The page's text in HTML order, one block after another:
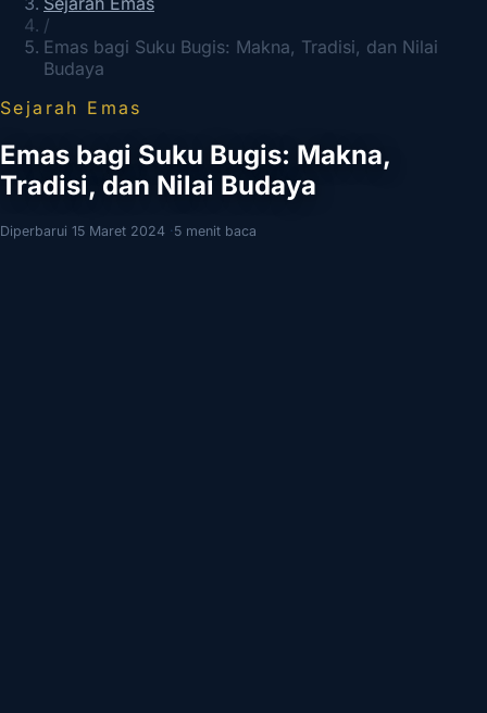
/
Emas bagi Suku Bugis: Makna, Tradisi, dan Nilai
Budaya
Sejarah Emas
Emas bagi Suku Bugis: Makna,
Tradisi, dan Nilai Budaya
Diperbarui 15 Maret 2024 ·5 menit baca